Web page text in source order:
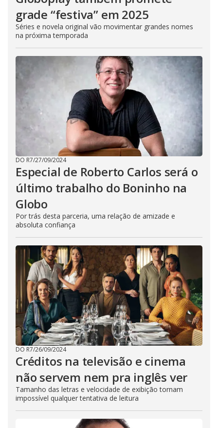
grade “festiva” em 2025
Séries e novela original vão movimentar grandes nomes
na próxima temporada
DO R7/27/09/2024
Especial de Roberto Carlos será o
último trabalho do Boninho na
Globo
Por trás desta parceria, uma relação de amizade e
absoluta confiança
DO R7/26/09/2024
Créditos na televisão e cinema
não servem nem pra inglês ver
Tamanho das letras e velocidade de exibição tornam
impossível qualquer tentativa de leitura